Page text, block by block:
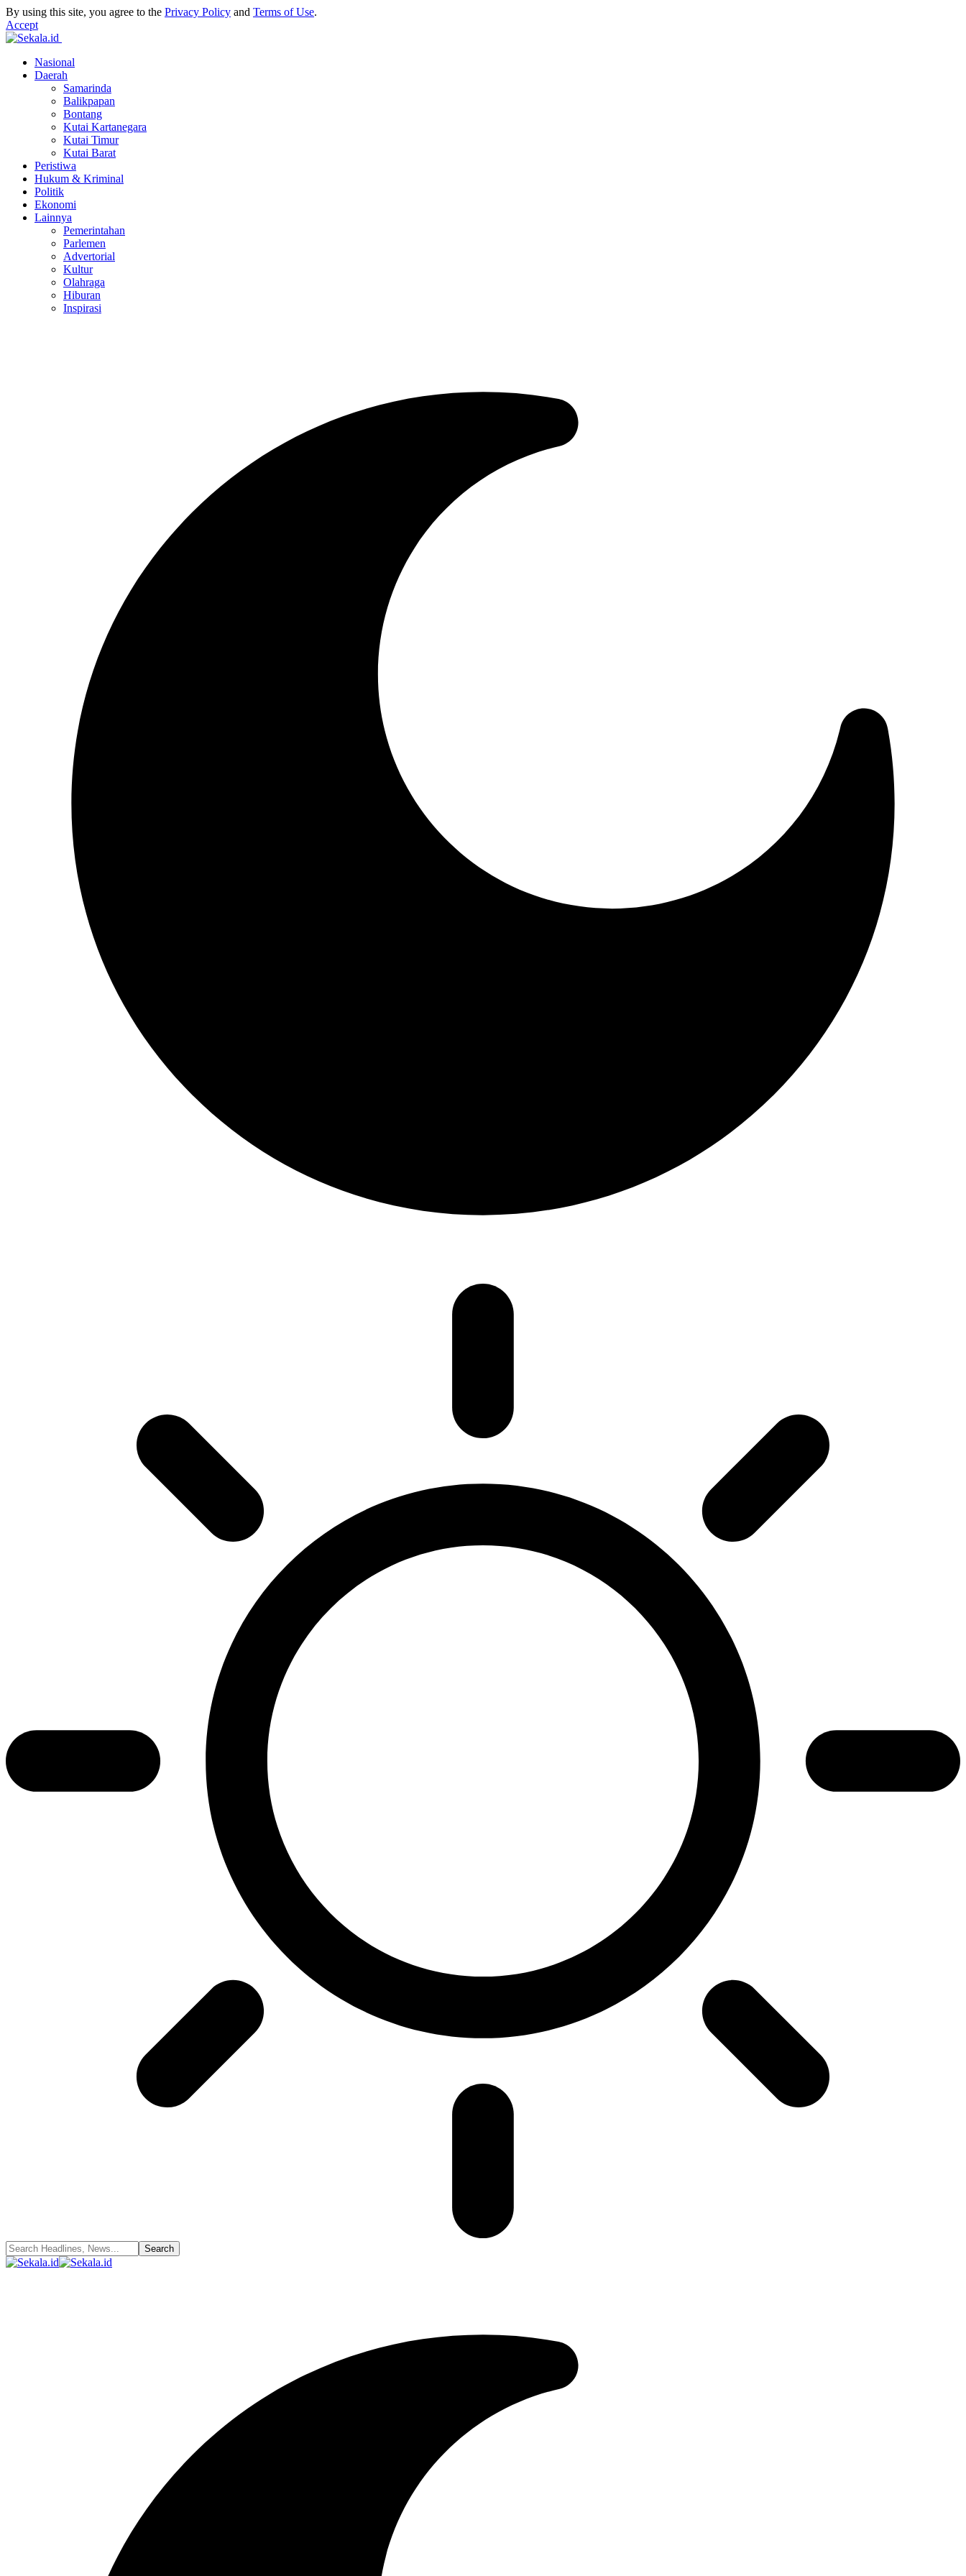
By using this site, you agree to the Privacy Policy and Terms of Use.
Accept
Nasional
Daerah
Samarinda
Balikpapan
Bontang
Kutai Kartanegara
Kutai Timur
Kutai Barat
Peristiwa
Hukum & Kriminal
Politik
Ekonomi
Lainnya
Pemerintahan
Parlemen
Advertorial
Kultur
Olahraga
Hiburan
Inspirasi